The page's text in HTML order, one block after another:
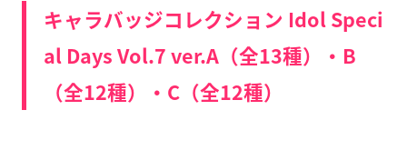
キャラバッジコレクション Idol Speci
al Days Vol.7 ver.A（全13種）・B
（全12種）・C（全12種）